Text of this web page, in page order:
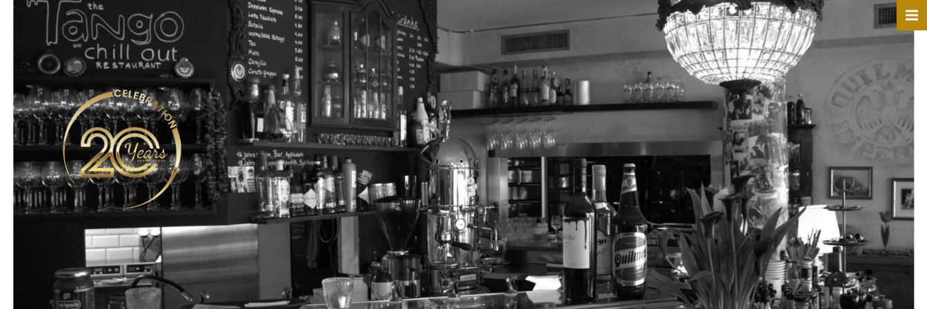
Startseite
Konzerte 2016
28 Juni 2016 Raly Barrionuevo
13 Okt 2016 Eliane Amherd
15 Okt 2016 DJ Theo Cuba Night
27 Okt 2016 Georgina Hassan
29 Okt 2016 Live Yulee B
3 Dez 2016 Carmatango Konzert
Konzerte